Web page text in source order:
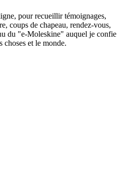
pour recueillir témoignages,
coups de chapeau, rendez-vous,
du "e-Moleskine" auquel je confie
choses et le monde.